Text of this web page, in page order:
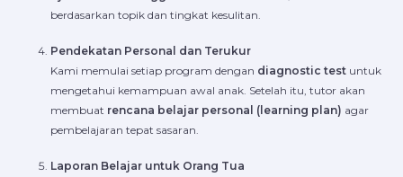
berdasarkan topik dan tingkat kesulitan.
Pendekatan Personal dan Terukur
Kami memulai setiap program dengan diagnostic test untuk
mengetahui kemampuan awal anak. Setelah itu, tutor akan
membuat rencana belajar personal (learning plan) agar
pembelajaran tepat sasaran.
Laporan Belajar untuk Orang Tua